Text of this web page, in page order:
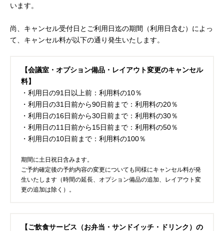
います。
尚、キャンセル受付日とご利用日迄の期間（利用日含む）によっ
て、キャンセル料が以下の通り発生いたします。
【会議室・オプション備品・レイアウト変更のキャンセル
料】
・利用日の91日以上前：利用料の10％
・利用日の31日前から90日前まで：利用料の20％
・利用日の16日前から30日前まで：利用料の30％
・利用日の11日前から15日前まで：利用料の50％
・利用日の10日前まで：利用料の100％
期間に土日祝日含みます。
ご予約確定後の予約内容の変更についても同様にキャンセル料が発
生いたします（時間の延長、オプション備品の追加、レイアウト変
更の追加は除く）。
【ご飲食サービス（お弁当・サンドイッチ・ドリンク）の